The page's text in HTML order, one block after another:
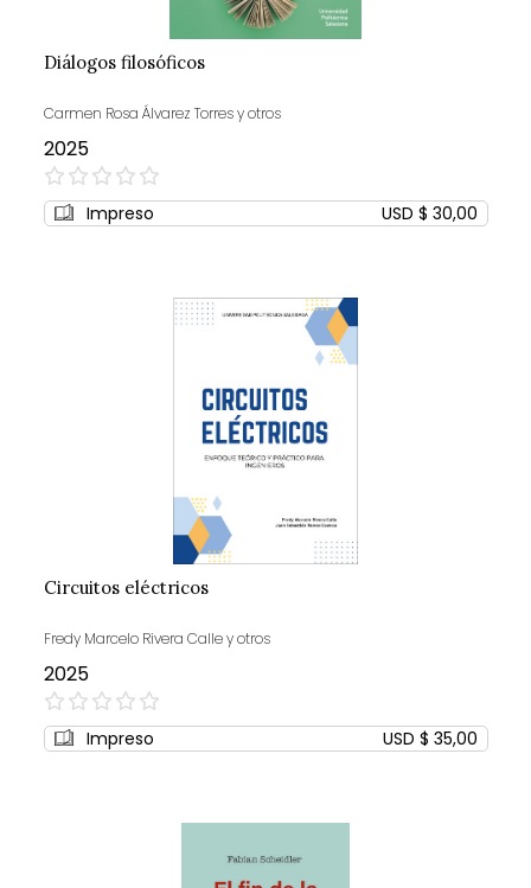
Diálogos filosóficos
Carmen Rosa Álvarez Torres y otros
2025
0%
Impreso USD $ 30,00
Circuitos eléctricos
Fredy Marcelo Rivera Calle y otros
2025
0%
Impreso USD $ 35,00